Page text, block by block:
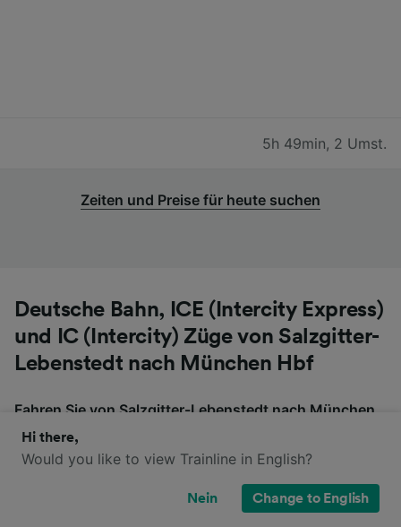
5h 49min, 2 Umst.
Zeiten und Preise für heute suchen
Deutsche Bahn, ICE (Intercity Express)
und IC (Intercity) Züge von Salzgitter-
Lebenstedt nach München Hbf
Fahren Sie von Salzgitter-Lebenstedt nach München
Hbf mit den Zügen dieser Anbieter: Deutsche Bahn,
ICE (Intercity Express) und IC (Intercity). Bitte
beachten Sie, dass diese Züge möglicherweise nicht
direkt von Salzgitter-Lebenstedt nach München Hbf
fahren, also überprüfen Sie, ob Sie auf der Fahrt
Hi there,
Would you like to view Trainline in English?
Nein Change to English